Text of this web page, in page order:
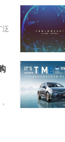
今年前4月
模以上工业
实现利润总
比降
泛
大健康产业
高质量可持
展安利承诺
年